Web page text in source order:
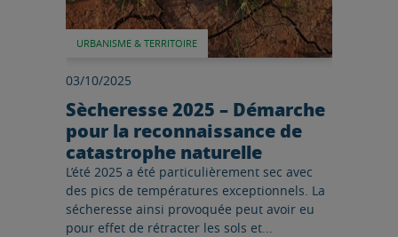
URBANISME & TERRITOIRE
03/10/2025
Sècheresse 2025 – Démarche
pour la reconnaissance de
catastrophe naturelle
L’été 2025 a été particulièrement sec avec
des pics de températures exceptionnels. La
sécheresse ainsi provoquée peut avoir eu
pour effet de rétracter les sols et...